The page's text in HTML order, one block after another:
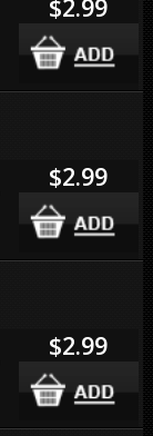
$2.99
$2.99
$2.99